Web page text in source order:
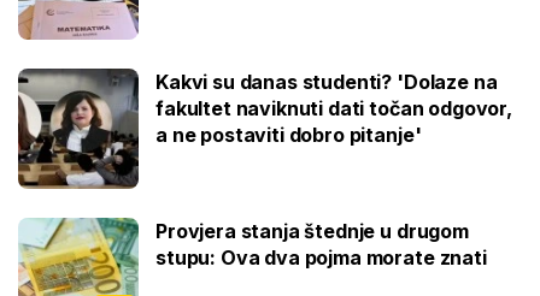
Kakvi su danas studenti? 'Dolaze na
fakultet naviknuti dati točan odgovor,
a ne postaviti dobro pitanje'
Provjera stanja štednje u drugom
stupu: Ova dva pojma morate znati